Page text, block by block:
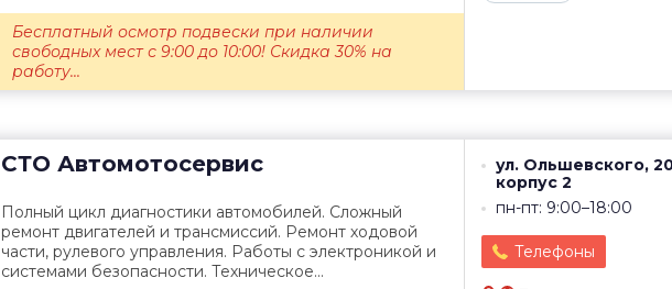
Бесплатный осмотр подвески при наличии
свободных мест с 9:00 до 10:00! Скидка 30% на
работу...
СТО Автомотосервис
ул. Ольшевского,
корпус 2
пн-пт: 9:00–18:00
Телефоны
Полный цикл диагностики автомобилей. Сложный
ремонт двигателей и трансмиссий. Ремонт ходовой
части, рулевого управления. Работы с электроникой и
системами безопасности. Техническое...